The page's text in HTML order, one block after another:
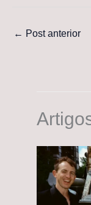
← Post anterior